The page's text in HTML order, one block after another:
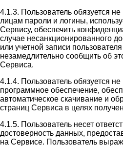
4.1.3. Пользователь обязуется
лицам пароли и логины,
Сервису, обеспечить
случае несанкционированного
или учетной записи
незамедлительно сообщить об
Сервиса.
4.1.4. Пользователь обязуется не
программное обеспечение,
автоматическое скачивание и
страниц Сервиса в целях
4.1.5. Пользователь несет
достоверность данных,
на Сервисе. Пользователь